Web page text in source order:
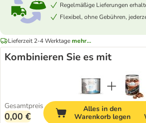
Regelmäßige Lieferungen
Flexibel, ohne Gebühren,
Lieferzeit 2-4 Werktagemehr...
Kombinieren Sie es mit
Gesamtpreis
0,00 €
Alles in den
Warenkorb legen